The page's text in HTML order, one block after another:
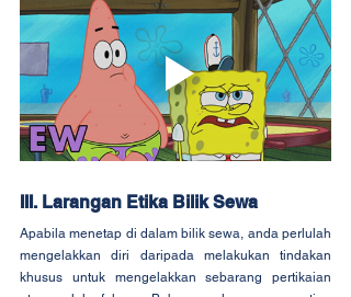
III. Larangan Etika Bilik Sewa
Apabila menetap di dalam bilik sewa, anda perlulah
mengelakkan diri daripada melakukan tindakan
khusus untuk mengelakkan sebarang pertikaian